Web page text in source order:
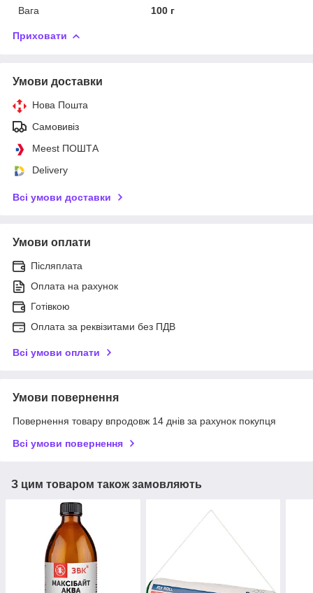
Вага
100 г
Приховати
Умови доставки
Нова Пошта
Самовивіз
Meest ПОШТА
Delivery
Всі умови доставки
Умови оплати
Післяплата
Оплата на рахунок
Готівкою
Оплата за реквізитами без ПДВ
Всі умови оплати
Умови повернення
Повернення товару впродовж 14 днів за рахунок покупця
Всі умови повернення
З цим товаром також замовляють